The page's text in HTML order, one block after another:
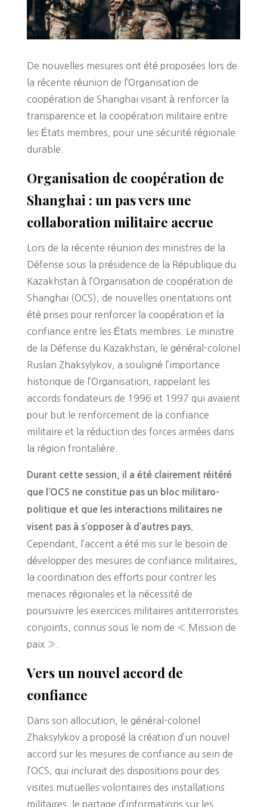
De nouvelles mesures ont été proposées lors de
la récente réunion de l’Organisation de
coopération de Shanghai visant à renforcer la
transparence et la coopération militaire entre
les États membres, pour une sécurité régionale
durable.
Organisation de coopération de
Shanghai : un pas vers une
collaboration militaire accrue
Lors de la récente réunion des ministres de la
Défense sous la présidence de la République du
Kazakhstan à l’Organisation de coopération de
Shanghai (OCS), de nouvelles orientations ont
été prises pour renforcer la coopération et la
confiance entre les États membres. Le ministre
de la Défense du Kazakhstan, le général-colonel
Ruslan Zhaksylykov, a souligné l’importance
historique de l’Organisation, rappelant les
accords fondateurs de 1996 et 1997 qui avaient
pour but le renforcement de la confiance
militaire et la réduction des forces armées dans
la région frontalière.
Durant cette session, il a été clairement réitéré
que l’OCS ne constitue pas un bloc militaro-
politique et que les interactions militaires ne
visent pas à s’opposer à d’autres pays.
Cependant, l’accent a été mis sur le besoin de
développer des mesures de confiance militaires,
la coordination des efforts pour contrer les
menaces régionales et la nécessité de
poursuivre les exercices militaires antiterroristes
conjoints, connus sous le nom de « Mission de
paix ».
Vers un nouvel accord de
confiance
Dans son allocution, le général-colonel
Zhaksylykov a proposé la création d’un nouvel
accord sur les mesures de confiance au sein de
l’OCS, qui inclurait des dispositions pour des
visites mutuelles volontaires des installations
militaires, le partage d’informations sur les